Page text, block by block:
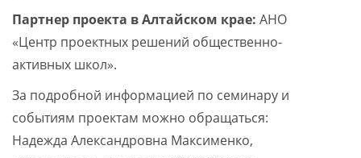
Партнер проекта в Алтайском крае: АНО
«Центр проектных решений общественно-
активных школ».
За подробной информацией по семинару и
событиям проектам можно обращаться:
Надежда Александровна Максименко,